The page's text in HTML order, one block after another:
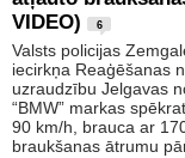
VIDEO)
6
Valsts policijas
iecirkņa Reaģēšanas
uzraudzību Jelgavas
“BMW” markas
90 km/h, brauca ar
braukšanas ātrumu